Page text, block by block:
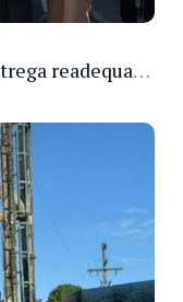
Governador Roberto Cidade entrega readequação do ambulatório da FCecon e amplia capacidade de atendimento oncológico em Manaus